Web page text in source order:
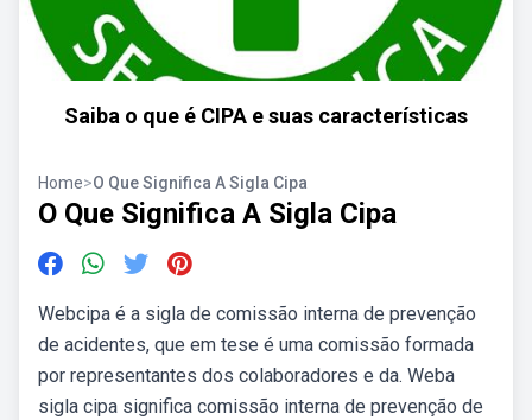
Saiba o que é CIPA e suas características
Home>O Que Significa A Sigla Cipa
O Que Significa A Sigla Cipa
Webcipa é a sigla de comissão interna de prevenção
de acidentes, que em tese é uma comissão formada
por representantes dos colaboradores e da. Weba
sigla cipa significa comissão interna de prevenção de